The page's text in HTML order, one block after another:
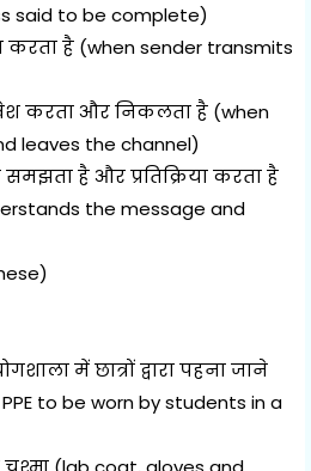
said to be complete)
करता है (when sender transmits
करता और निकलता है (when
leaves the channel)
है और प्रतिक्रिया करता है
the message and
में छात्रों द्वारा पहना जाने
to be worn by students in a